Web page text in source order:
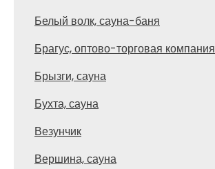
Белый волк, сауна-баня
Брагус, оптово-торговая компания
Брызги, сауна
Бухта, сауна
Везунчик
Вершина, сауна